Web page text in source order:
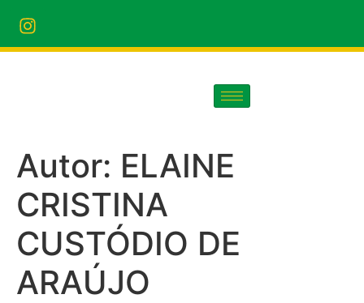
Autor: ELAINE
CRISTINA
CUSTÓDIO DE
ARAÚJO